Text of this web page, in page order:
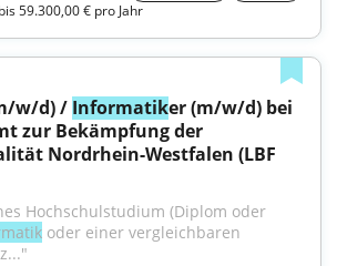
59.300,00 € pro Jahr
w/d) / Informatiker (m/w/d) bei
zur Bekämpfung der
Nordrhein-Westfalen (LBF
Hochschulstudium (Diplom oder
oder einer vergleichbaren